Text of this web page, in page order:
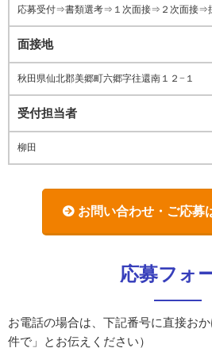
応募受付⇒書類選考⇒１次面接⇒２次面接⇒
面接地
秋田県仙北郡美郷町六郷字往還南１２−１
受付担当者
柳田
お問い合わせ・ご応募
応募フォ
お電話の場合は、下記番号に直接お
件で」とお伝えください）